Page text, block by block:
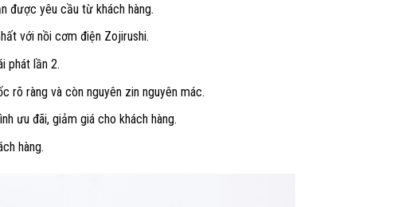
được yêu cầu từ khách hàng.
với nồi cơm điện Zojirushi.
phát lần 2.
rõ ràng và còn nguyên zin nguyên mác.
ưu đãi, giảm giá cho khách hàng.
hàng.